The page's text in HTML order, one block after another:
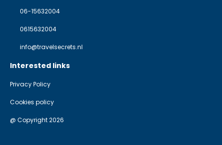
06-15632004
0615632004
info@travelsecrets.nl
Interested links
Privacy Policy
Cookies policy
@ Copyright 2026